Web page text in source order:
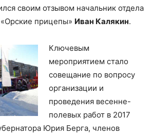
своим отзывом начальник отдела
прицепы» Иван Калякин.
Ключевым
мероприятием стало
совещание по вопросу
организации и
проведения весенне-
полевых работ в 2017
Юрия Берга, членов